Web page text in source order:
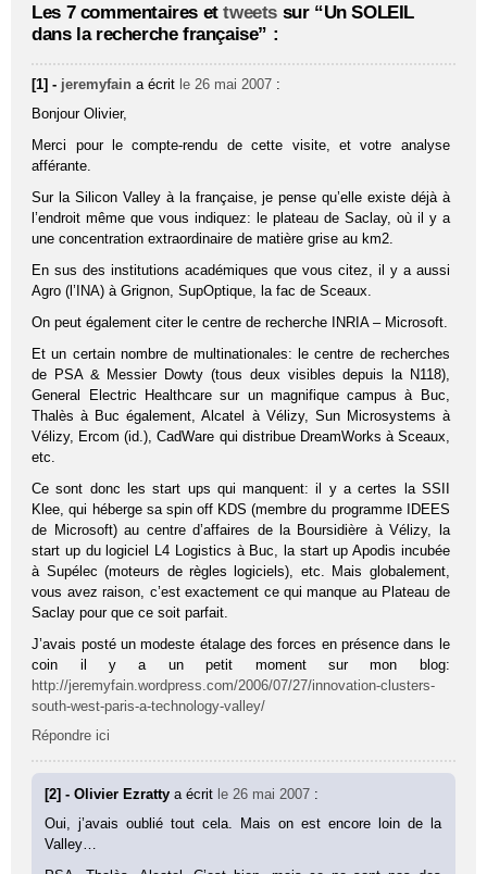
Les 7 commentaires ettweets sur “Un SOLEIL
dans la recherche française” :
[1] - jeremyfain a écrit le 26 mai 2007 :
Bonjour Olivier,
Merci pour le compte-rendu de cette visite, et votre analyse
afférante.
Sur la Silicon Valley à la française, je pense qu’elle existe déjà à
l’endroit même que vous indiquez: le plateau de Saclay, où il y a
une concentration extraordinaire de matière grise au km2.
En sus des institutions académiques que vous citez, il y a aussi
Agro (l’INA) à Grignon, SupOptique, la fac de Sceaux.
On peut également citer le centre de recherche INRIA – Microsoft.
Et un certain nombre de multinationales: le centre de recherches
de PSA & Messier Dowty (tous deux visibles depuis la N118),
General Electric Healthcare sur un magnifique campus à Buc,
Thalès à Buc également, Alcatel à Vélizy, Sun Microsystems à
Vélizy, Ercom (id.), CadWare qui distribue DreamWorks à Sceaux,
etc.
Ce sont donc les start ups qui manquent: il y a certes la SSII
Klee, qui héberge sa spin off KDS (membre du programme IDEES
de Microsoft) au centre d’affaires de la Boursidière à Vélizy, la
start up du logiciel L4 Logistics à Buc, la start up Apodis incubée
à Supélec (moteurs de règles logiciels), etc. Mais globalement,
vous avez raison, c’est exactement ce qui manque au Plateau de
Saclay pour que ce soit parfait.
J’avais posté un modeste étalage des forces en présence dans le
coin il y a un petit moment sur mon blog:
http://jeremyfain.wordpress.com/2006/07/27/innovation-clusters-
south-west-paris-a-technology-valley/
Répondre ici
[2] - Olivier Ezrattya écrit le 26 mai 2007 :
Oui, j’avais oublié tout cela. Mais on est encore loin de la
Valley…